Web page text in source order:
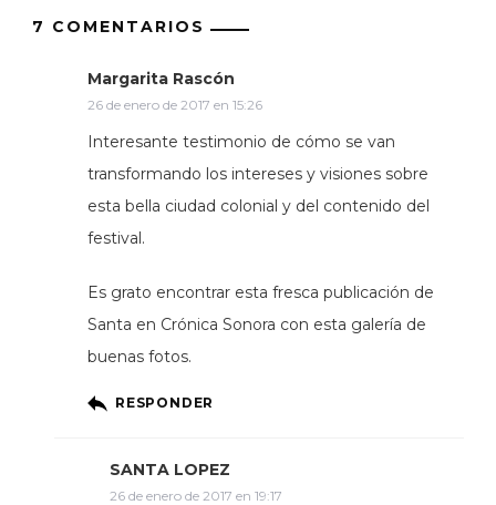
7 COMENTARIOS
Margarita Rascón
26 de enero de 2017 en 15:26
Interesante testimonio de cómo se van
transformando los intereses y visiones sobre
esta bella ciudad colonial y del contenido del
festival.
Es grato encontrar esta fresca publicación de
Santa en Crónica Sonora con esta galería de
buenas fotos.
RESPONDER
SANTA LOPEZ
26 de enero de 2017 en 19:17